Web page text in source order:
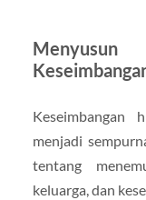
menjadi
tentang
keluarga, dan